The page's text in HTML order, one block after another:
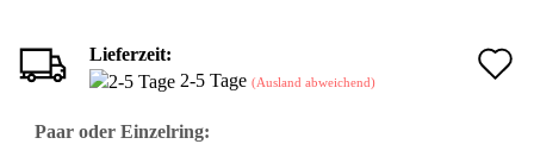
Lieferzeit:
2-5 Tage (Ausland abweichend)
Paar oder Einzelring: